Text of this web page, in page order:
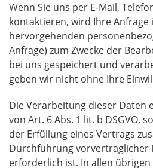
Wenn Sie uns per E-Mail,
kontaktieren, wird Ihre Anfrage
hervorgehenden
Anfrage) zum Zwecke der
bei uns gespeichert und
geben wir nicht ohne Ihre
Die Verarbeitung dieser Daten
von Art. 6 Abs. 1 lit. b DSGVO,
der Erfüllung eines Vertrags
Durchführung vorvertraglicher
erforderlich ist. In allen